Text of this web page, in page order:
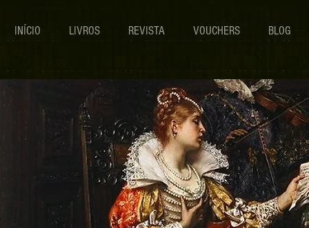
INÍCIO LIVROS REVISTA VOUCHERS BLOG